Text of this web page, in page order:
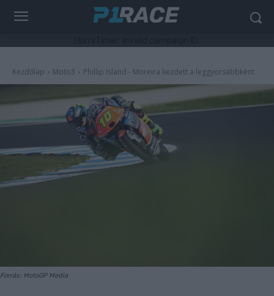
Kezdőlap Moto3 Phillip Island - Moreira kezdett a leggyorsabbként
Forrás: MotoGP Media